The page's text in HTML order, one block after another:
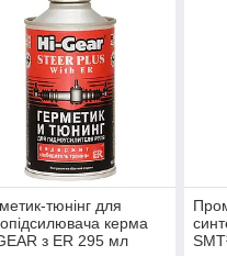
тюнінг для
керма
з ER 295 мл